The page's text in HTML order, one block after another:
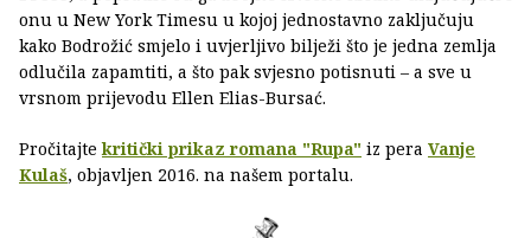
onu u New York Timesu u kojoj jednostavno zaključuju
kako Bodrožić smjelo i uvjerljivo bilježi što je jedna zemlja
odlučila zapamtiti, a što pak svjesno potisnuti – a sve u
vrsnom prijevodu Ellen Elias-Bursać.
Pročitajtekritički prikaz romana "Rupa" iz pera Vanje
Kulaš, objavljen 2016. na našem portalu.